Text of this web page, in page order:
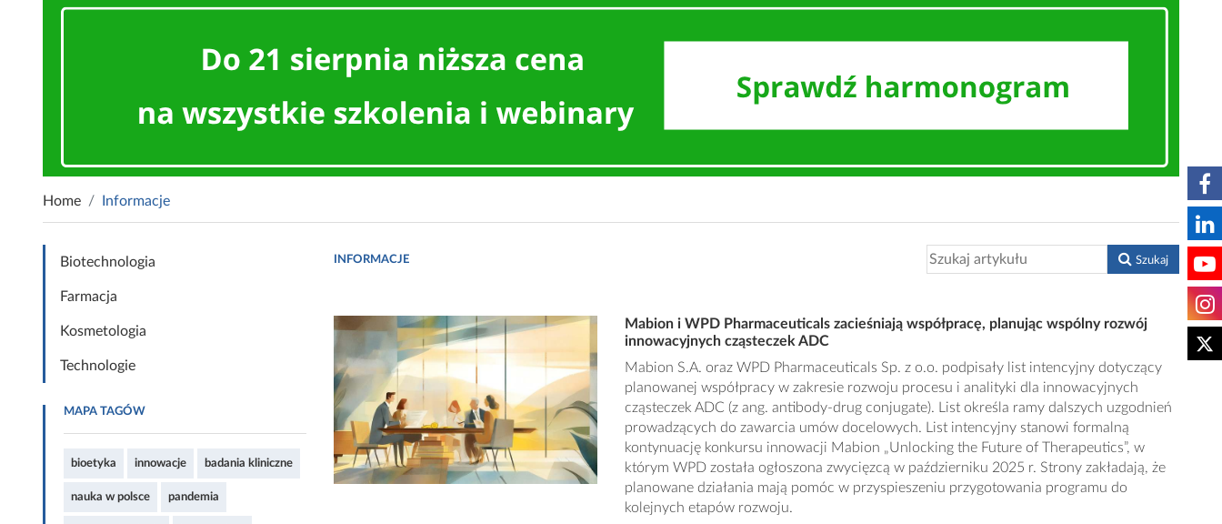
Home Informacje
Biotechnologia
Farmacja
Kosmetologia
Technologie
MAPA TAGÓW
bioetyka innowacje badania kliniczne
nauka w polsce pandemia
INFORMACJE Szukaj
Mabion i WPD Pharmaceuticals zacieśniają współpracę, planując wspólny rozwój
innowacyjnych cząsteczek ADC
Mabion S.A. oraz WPD Pharmaceuticals Sp. z o.o. podpisały list intencyjny dotyczący
planowanej współpracy w zakresie rozwoju procesu i analityki dla innowacyjnych
cząsteczek ADC (z ang. antibody-drug conjugate). List określa ramy dalszych uzgodnień
prowadzących do zawarcia umów docelowych. List intencyjny stanowi formalną
kontynuację konkursu innowacji Mabion „Unlocking the Future of Therapeutics”, w
którym WPD została ogłoszona zwycięzcą w październiku 2025 r. Strony zakładają, że
planowane działania mają pomóc w przyspieszeniu przygotowania programu do
kolejnych etapów rozwoju.